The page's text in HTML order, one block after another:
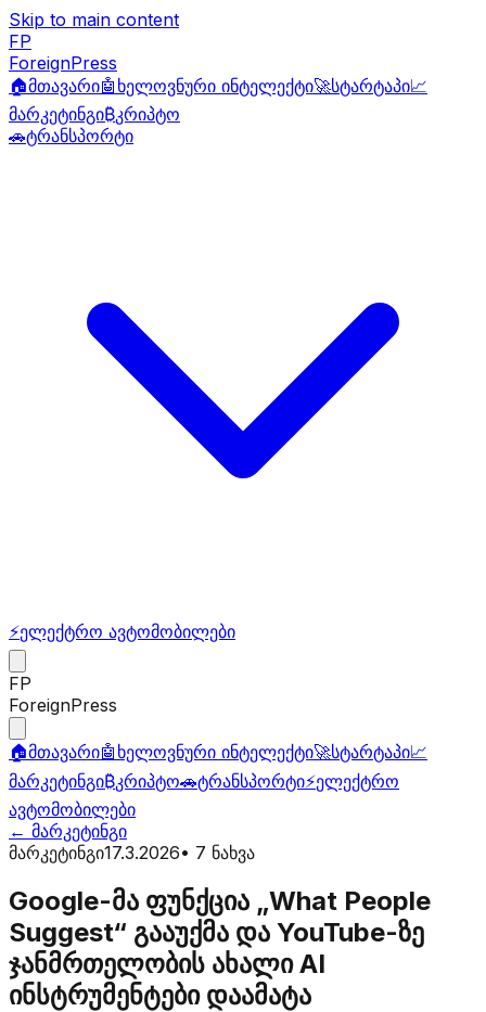
Skip to main content
FP
ForeignPress
🏠მთავარი🤖 ხელოვნური ინტელექტი🚀სტარტაპი📈
მარკეტინგი₿კრიპტო
🚗ტრანსპორტი
⚡ელექტრო ავტომობილები
FP
ForeignPress
🏠მთავარი🤖 ხელოვნური ინტელექტი🚀სტარტაპი📈
მარკეტინგი₿კრიპტო🚗ტრანსპორტი⚡ელექტრო
ავტომობილები
← მარკეტინგი
მარკეტინგი17.3.2026• 7 ნახვა
Google-მა ფუნქცია „What People
Suggest“ გააუქმა და YouTube-ზე
ჯანმრთელობის ახალი AI
ინსტრუმენტები დაამატა